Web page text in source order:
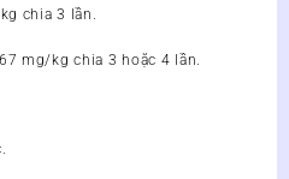
chia 3 lần.
mg/kg chia 3 hoặc 4 lần.